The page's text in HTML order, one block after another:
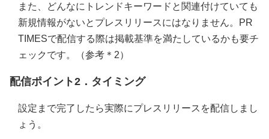
また、どんなにトレンドキーワードと関連付けていても
新規情報がないとプレスリリースにはなりません。PR
TIMESで配信する際は掲載基準を満たしているかも要チ
ェックです。（参考＊2）
配信ポイント2．タイミング
設定まで完了したら実際にプレスリリースを配信しまし
ょう。